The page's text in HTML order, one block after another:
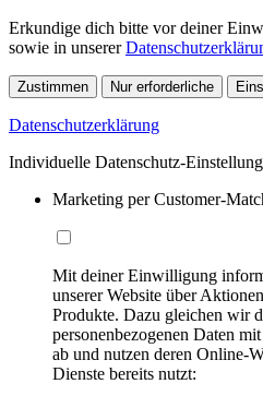
Erkundige dich bitte vor deiner
sowie in unserer
Zustimmen Nur erforderliche
Datenschutzerklärung
Individuelle Datenschutz-
Marketing per Customer-
Mit deiner Einwilligung
unserer Website über
Produkte. Dazu gleichen wir
personenbezogenen Daten
ab und nutzen deren Online-
Dienste bereits nutzt: